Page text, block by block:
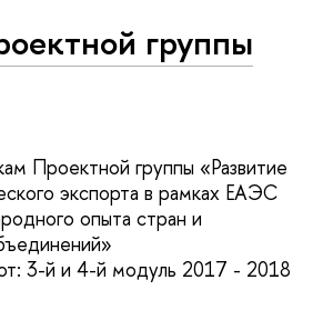
группы
Проектной группы «Развитие
экспорта в рамках ЕАЭС
опыта стран и
3-й и 4-й модуль 2017 - 2018